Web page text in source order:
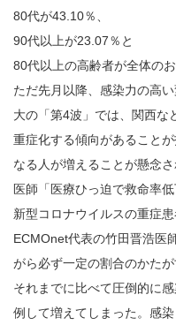
80代が43.10％、
90代以上が23.07％と
80代以上の高齢者が全体の
ただ先月以降、感染力の高
大の「第4波」では、関西な
重症化する傾向があること
なる人が増えることが懸念さ
医師「医療ひっ迫で救命率低
新型コロナウイルスの重症
ECMOnet代表の竹田晋浩医
がら必ず一定の割合のかた
それまでに比べて圧倒的に
例して増えてしまった。感